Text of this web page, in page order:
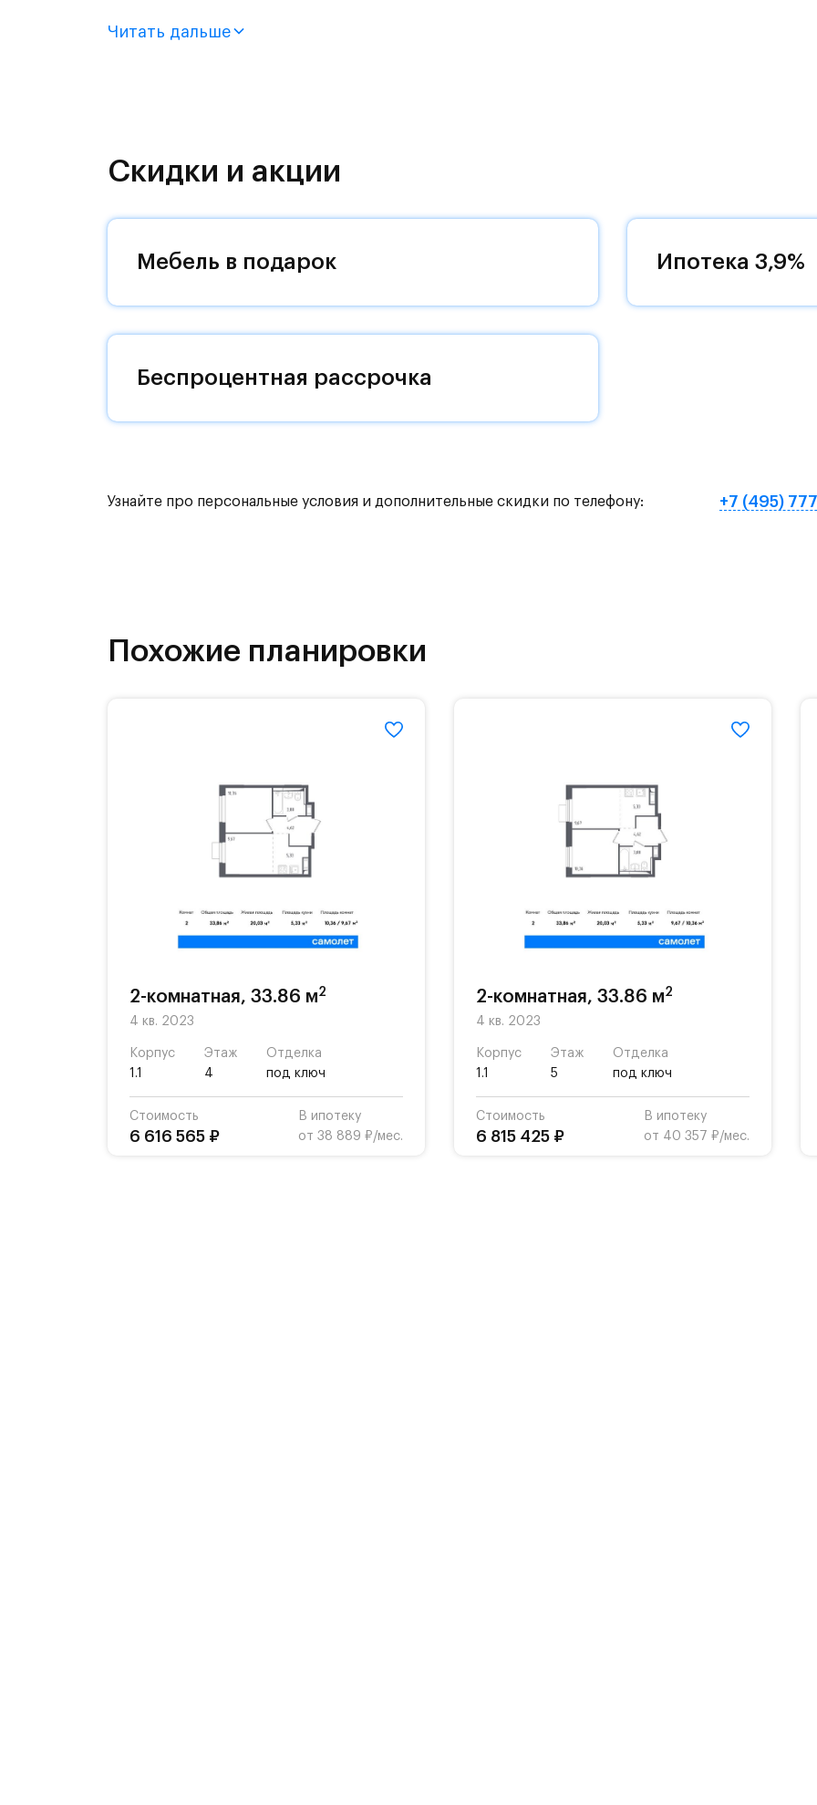
монолитного дома (Корпус 1.1, Секция 10) в ЖК «Пятницкие Луга» от группы
Митинским лесопарком.
жителей будет обустроен собственный выезд на новую магистраль. Дорога до метро
«Пятницкое шоссе» займет 12 минут на автомобиле или полчаса на автобусе - рядом с
жилым комплексом есть остановки общественного транспорта.
Митинский лесопарк. В 5 км - усадьба Середниково.
Читать дальше
Скидки и акции
Мебель в подарок Ипотека 3,9%
Беспроцентная рассрочка
Узнайте про персональные условия и дополнительные скидки по телефону: +7 (495)
Похожие планировки
2-комнатная, 33.86 м2
4 кв. 2023
Корпус
1.1
Этаж
4
Отделка
под ключ
Стоимость
6 616 565 ₽
В ипотеку
от 38 889 ₽/мес.
2-комнатная, 33.86 м2
4 кв. 2023
Корпус
1.1
Этаж
5
Отделка
под ключ
Стоимость
6 815 425 ₽
В ипотеку
от 40 357 ₽/мес.